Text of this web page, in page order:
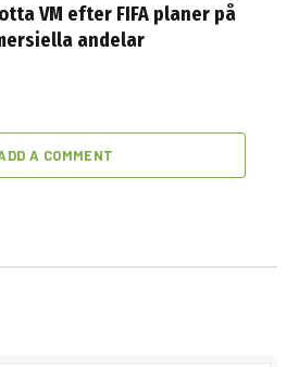
VM efter FIFA planer på
andelar
A COMMENT